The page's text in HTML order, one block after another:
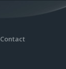
Contact